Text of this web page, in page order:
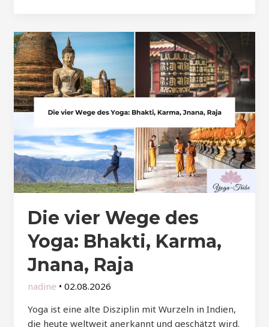
Die vier Wege des
Yoga: Bhakti, Karma,
Jnana, Raja
nadine • 02.08.2026
Yoga ist eine alte Disziplin mit Wurzeln in Indien,
die heute weltweit anerkannt und geschätzt wird.